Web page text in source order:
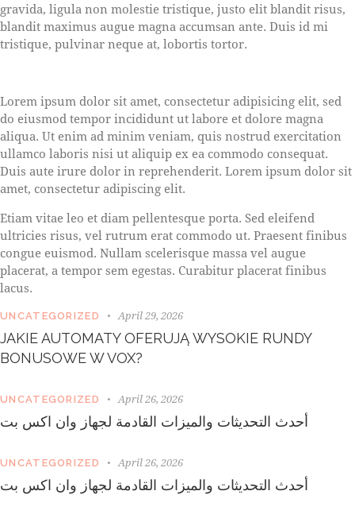
gravida, ligula non molestie tristique, justo elit blandit risus,
blandit maximus augue magna accumsan ante. Duis id mi
tristique, pulvinar neque at, lobortis tortor.
t
e
t
c
l
i
a
k
a
d
u
e
e
n
o
s
Lorem ipsum dolor sit amet, consectetur adipisicing elit, sed
do eiusmod tempor incididunt ut labore et dolore magna
aliqua. Ut enim ad minim veniam, quis nostrud exercitation
ullamco laboris nisi ut aliquip ex ea commodo consequat.
Duis aute irure dolor in reprehenderit. Lorem ipsum dolor sit
amet, consectetur adipiscing elit.
Etiam vitae leo et diam pellentesque porta. Sed eleifend
ultricies risus, vel rutrum erat commodo ut. Praesent finibus
congue euismod. Nullam scelerisque massa vel augue
placerat, a tempor sem egestas. Curabitur placerat finibus
lacus.
UNCATEGORIZED April 29, 2026
JAKIE AUTOMATY OFERUJĄ WYSOKIE RUNDY
BONUSOWE W VOX?
UNCATEGORIZED April 26, 2026
أحدث التحديثات والميزات القادمة لجهاز وان اكس بت
UNCATEGORIZED April 26, 2026
أحدث التحديثات والميزات القادمة لجهاز وان اكس بت